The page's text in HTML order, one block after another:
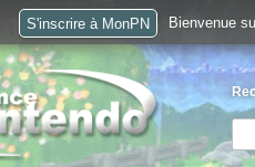
S'inscrire à MonPN Bienvenue